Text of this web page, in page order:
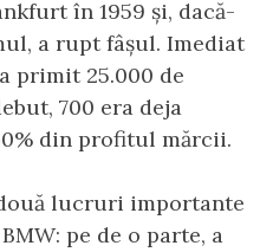
în 1959 și, dacă-
a rupt fâșul. Imediat
primit 25.000 de
700 era deja
din profitul mărcii.
lucruri importante
pe de o parte, a